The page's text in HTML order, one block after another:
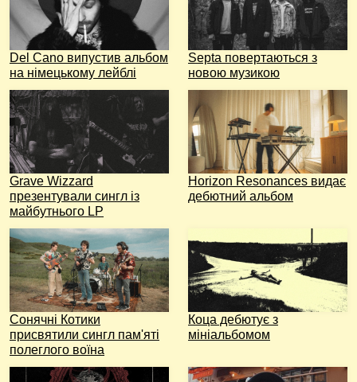
Del Cano випустив альбом
на німецькому лейблі
Septa повертаються з
новою музикою
Grave Wizzard
презентували сингл із
майбутнього LP
Horizon Resonances видає
дебютний альбом
Сонячні Котики
присвятили сингл пам'яті
полеглого воїна
Коца дебютує з
мініальбомом